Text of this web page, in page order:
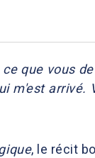
que vous
m'est
, le récit